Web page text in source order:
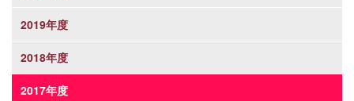
2019年度
2018年度
2017年度